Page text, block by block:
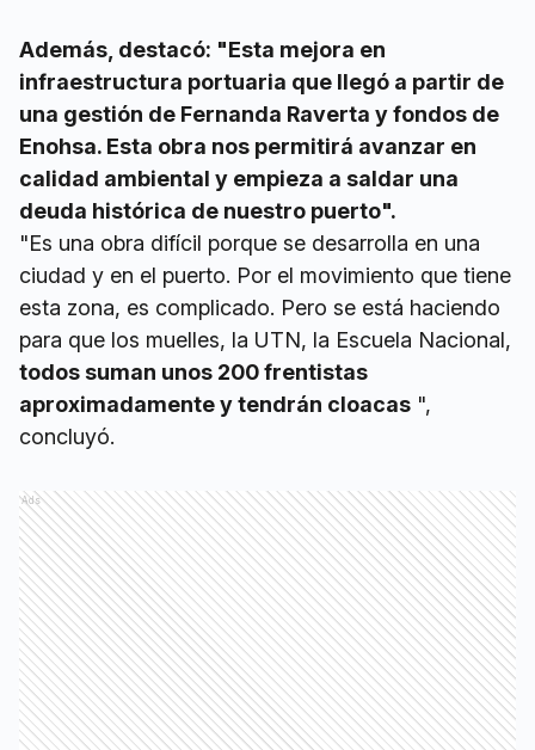
Además, destacó: "Esta mejora en
infraestructura portuaria que llegó a partir de
una gestión de Fernanda Raverta y fondos de
Enohsa. Esta obra nos permitirá avanzar en
calidad ambiental y empieza a saldar una
deuda histórica de nuestro puerto".
"Es una obra difícil porque se desarrolla en una
ciudad y en el puerto. Por el movimiento que tiene
esta zona, es complicado. Pero se está haciendo
para que los muelles, la UTN, la Escuela Nacional,
todos suman unos 200 frentistas
aproximadamente y tendrán cloacas ",
concluyó.
Ads